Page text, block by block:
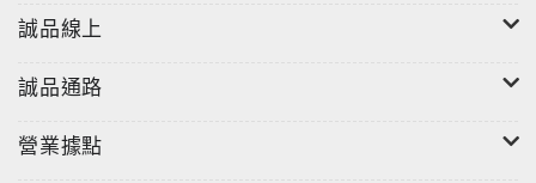
誠品線上
誠品通路
營業據點